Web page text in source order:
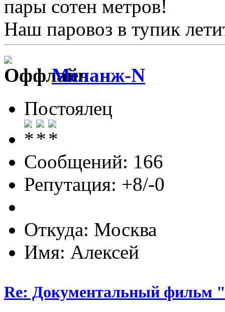
пары сотен метров!
Наш паровоз в тупик
Меланж-N
Постоялец
Сообщений: 166
Репутация: +8/-0
Откуда: Москва
Имя: Алексей
Re: Документальный фильм